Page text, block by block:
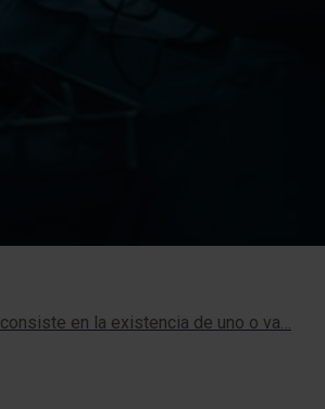
en la existencia de uno o va…